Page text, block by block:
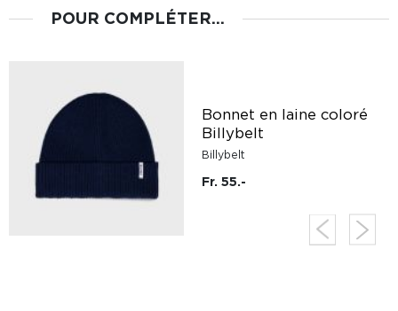
POUR COMPLÉTER...
Bonnet en laine coloré
Billybelt
Billybelt
Fr. 55.-